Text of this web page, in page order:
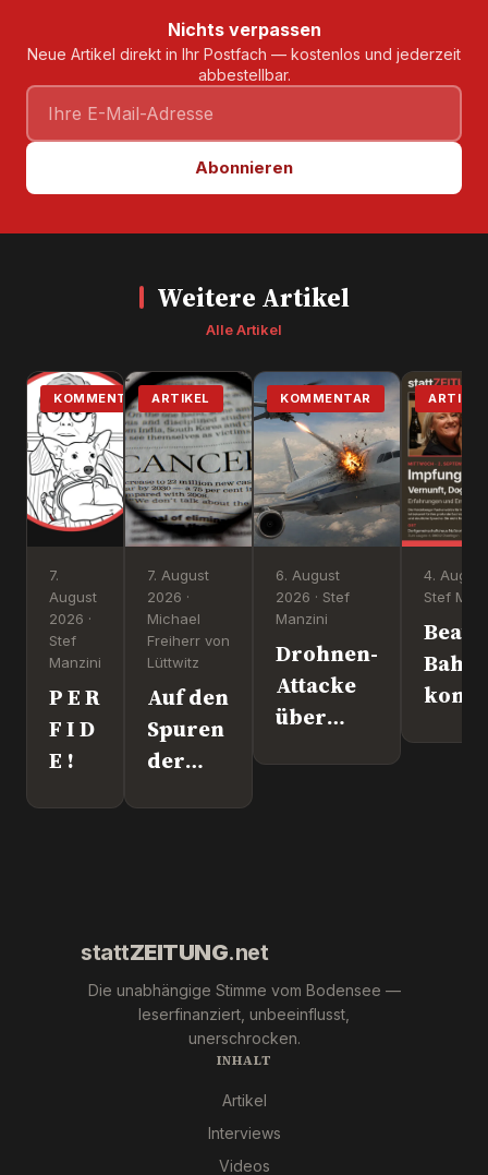
Nichts verpassen
Neue Artikel direkt in Ihr Postfach — kostenlos und jederzeit
abbestellbar.
Abonnieren
Weitere Artikel
Alle Artikel
KOMMENTAR
7.
August
2026 ·
Stef
Manzini
P E R
F I D
E !
ARTIKEL
7. August
2026 ·
Michael
Freiherr von
Lüttwitz
Auf den
Spuren
der
KOMMENTAR
6. August
2026 · Stef
Manzini
Drohnen-
Attacke
über
ARTIKEL
4.
Stef
Beate
stattZEITUNG.net
Die unabhängige Stimme vom Bodensee —
leserfinanziert, unbeeinflusst,
unerschrocken.
INHALT
Artikel
Interviews
Videos